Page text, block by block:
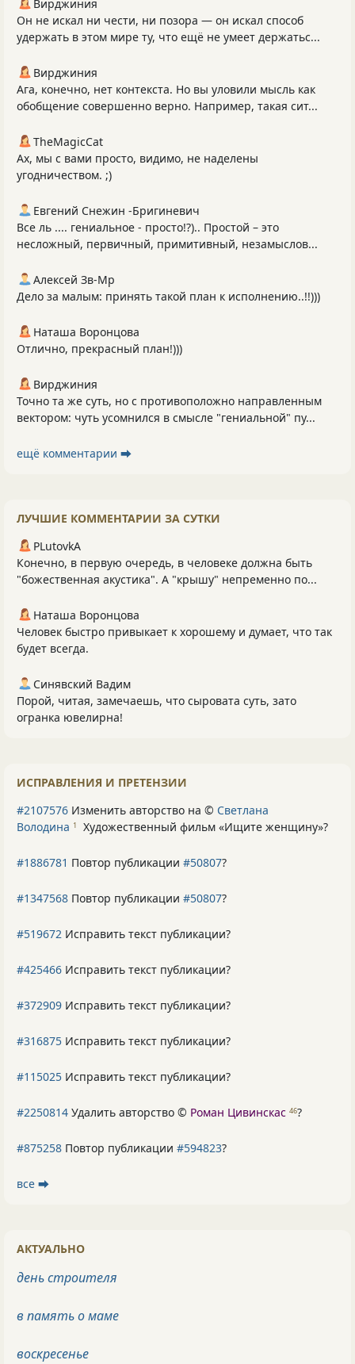
Вирджиния
Он не искал ни чести, ни позора — он искал способ
удержать в этом мире ту, что ещё не умеет держатьс...
Вирджиния
Ага, конечно, нет контекста. Но вы уловили мысль как
обобщение совершенно верно. Например, такая сит...
TheMagicCat
Ах, мы с вами просто, видимо, не наделены
угодничеством. ;)
Евгений Снежин -Бригиневич
Все ль .... гениальное - просто!?).. Простой – это
несложный, первичный, примитивный, незамыслов...
Алексей Зв-Mp
Дело за малым: принять такой план к исполнению..!!)))
Наташа Воронцова
Отлично, прекрасный план!)))
Вирджиния
Точно та же суть, но с противоположно направленным
вектором: чуть усомнился в смысле "гениальной" пу...
ещё комментарии ⮕
ЛУЧШИЕ КОММЕНТАРИИ ЗА СУТКИ
PLutоvkА
Конечно, в первую очередь, в человеке должна быть
"божественная акустика". А "крышу" непременно по...
Наташа Воронцова
Человек быстро привыкает к хорошему и думает, что так
будет всегда.
Синявский Вадим
Порой, читая, замечаешь, что сыровата суть, зато
огранка ювелирна!
ИСПРАВЛЕНИЯ И ПРЕТЕНЗИИ
#2107576 Изменить авторство на © Светлана
Володина 1 Художественный фильм «Ищите женщину»?
#1886781 Повтор публикации #50807?
#1347568 Повтор публикации #50807?
#519672 Исправить текст публикации?
#425466 Исправить текст публикации?
#372909 Исправить текст публикации?
#316875 Исправить текст публикации?
#115025 Исправить текст публикации?
#2250814 Удалить авторство © Роман Цивинскас 46?
#875258 Повтор публикации #594823?
все ⮕
АКТУАЛЬНО
день строителя
в память о маме
воскресенье